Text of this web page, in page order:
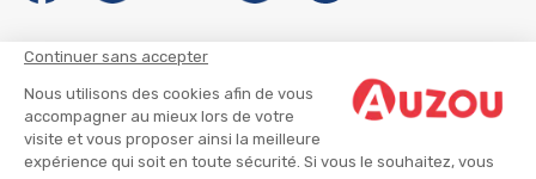
Continuer sans accepter
Nous utilisons des cookies afin de vous
accompagner au mieux lors de votre
visite et vous proposer ainsi la meilleure
expérience qui soit en toute sécurité. Si vous le souhaitez, vous
Suivre mon colis
Infos consommateur
CGU
CGV